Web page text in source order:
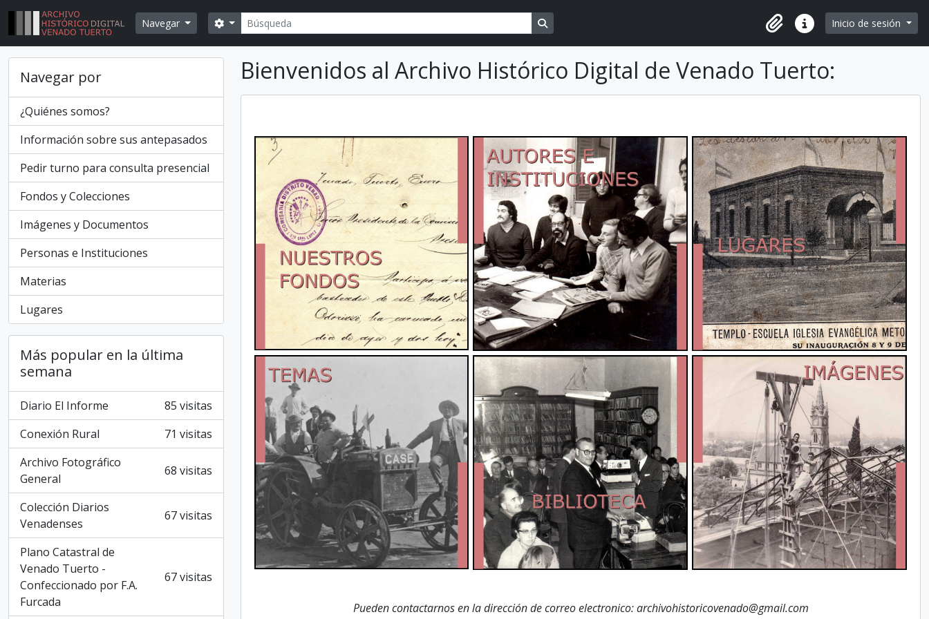
Skip to main content
Navegar
Búsqueda
Search options Search in browse page
Portapapeles
Enlaces rápidos
Inicio de sesión
Navegar por
¿Quiénes somos?
Información sobre sus antepasados
Pedir turno para consulta presencial
Fondos y Colecciones
Imágenes y Documentos
Personas e Instituciones
Materias
Lugares
Más popular en la última
semana
Diario El Informe
85 visitas
Conexión Rural
71 visitas
Archivo Fotográfico
General
68 visitas
Colección Diarios
Venadenses
67 visitas
Plano Catastral de
Venado Tuerto -
Confeccionado por F.A.
Furcada
67 visitas
Bienvenidos al Archivo Histórico Digital de Venado Tuerto:
Pueden contactarnos en la dirección de correo electronico: archivohistoricovenado@gmail.com